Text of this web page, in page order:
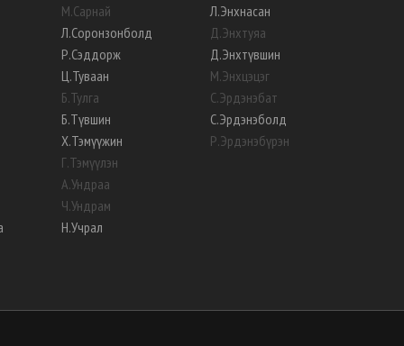
М.Сарнай
Л.Соронзонболд
Р.Сэддорж
Ц.Туваан
Б.Тулга
Б.Түвшин
Х.Тэмүүжин
Г.Тэмүүлэн
А.Ундраа
Ч.Ундрам
Н.Учрал
Л.Энхнасан
Д.Энхтуяа
Д.Энхтүвшин
М.Энхцэцэг
С.Эрдэнэбат
С.Эрдэнэболд
Р.Эрдэнэбүрэн